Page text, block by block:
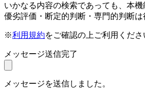
いかなる内容の検索であっても、本機
優劣評価・断定的判断・専門的判断は
※利用規約をご確認の上ご利用くださ
メッセージ送信完了
メッセージを送信しました。